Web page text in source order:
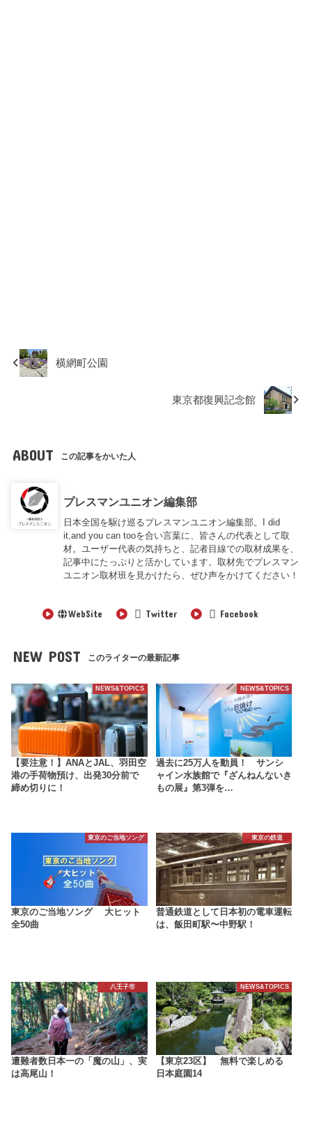
横網町公園
東京都復興記念館
ABOUT この記事をかいた人
プレスマンユニオン編集部
日本全国を駆け巡るプレスマンユニオン編集部。I did
it,and you can tooを合い言葉に、皆さんの代表として取
材。ユーザー代表の気持ちと、記者目線での取材成果を、
記事中にたっぷりと活かしています。取材先でプレスマン
ユニオン取材班を見かけたら、ぜひ声をかけてください！
WebSite Twitter Facebook
NEW POST このライターの最新記事
NEWS&TOPICS
【要注意！】ANAとJAL、羽田空
港の手荷物預け、出発30分前で
締め切りに！
NEWS&TOPICS
過去に25万人を動員！ サンシ
ャイン水族館で『ざんねんないき
もの展』第3弾を…
東京のご当地ソング
東京のご当地ソング 大ヒット
全50曲
東京の鉄道
普通鉄道として日本初の電車運転
は、飯田町駅〜中野駅！
八王子市
遭難者数日本一の「魔の山」、実
は高尾山！
NEWS&TOPICS
【東京23区】 無料で楽しめる
日本庭園14